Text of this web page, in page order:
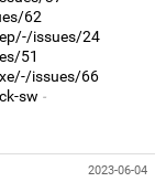
62
issues/24
51
issues/66
sw
2023-06-04